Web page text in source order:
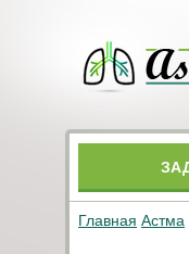
Главная Астма